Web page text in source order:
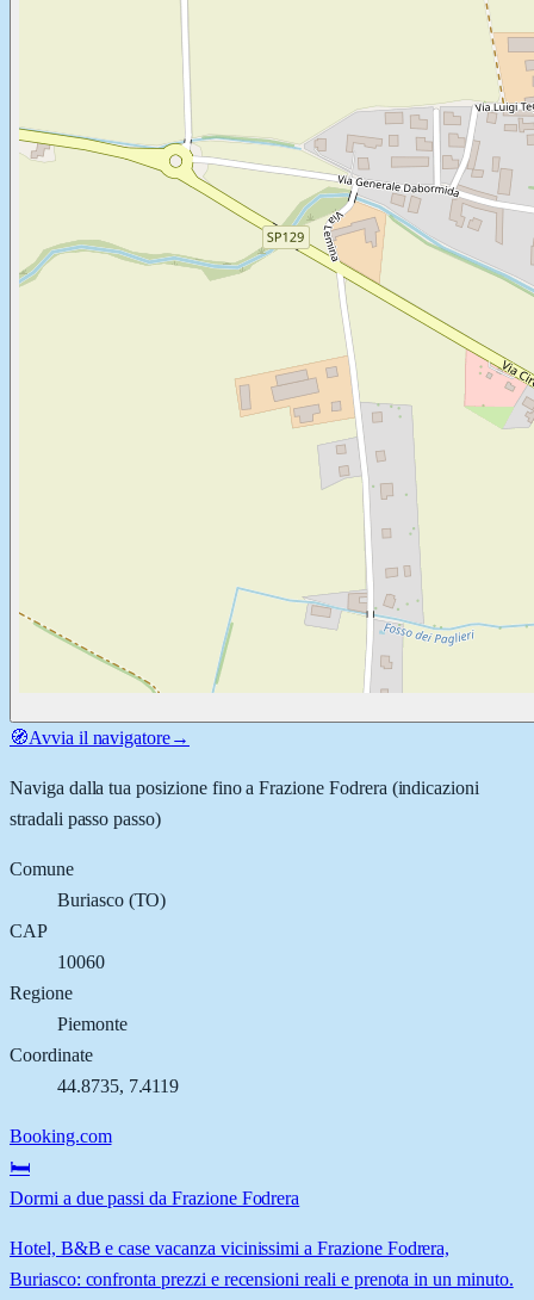
🧭Avvia il navigatore→
Naviga dalla tua posizione fino aFrazione Fodrera (indicazioni
stradali passo passo)
Comune
Buriasco(TO)
CAP
10060
Regione
Piemonte
Coordinate
44.8735, 7.4119
Booking.com
🛏️
Dormi a due passi da Frazione Fodrera
Hotel, B&B e case vacanza vicinissimi a Frazione Fodrera,
Buriasco: confronta prezzi e recensioni reali e prenota in un minuto.